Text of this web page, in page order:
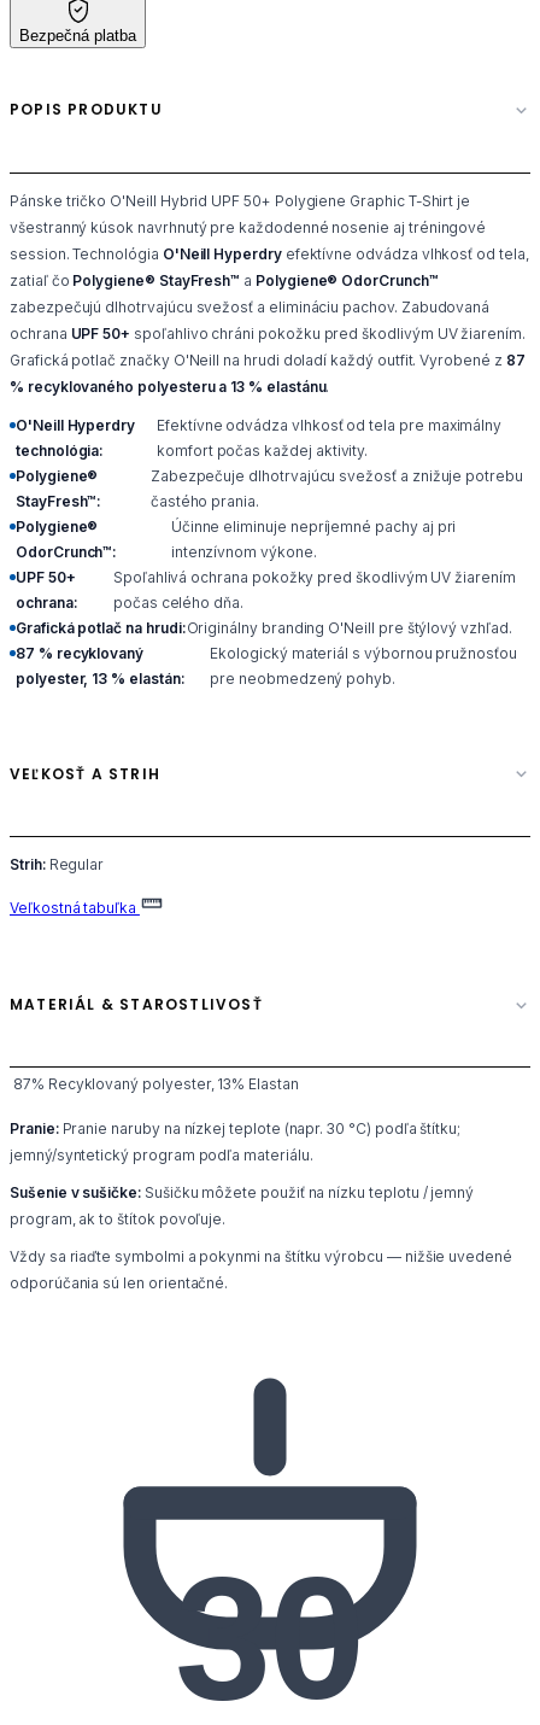
Bezpečná platba
POPIS PRODUKTU
Pánske tričko O'Neill Hybrid UPF 50+ Polygiene Graphic T-Shirt je
všestranný kúsok navrhnutý pre každodenné nosenie aj tréningové
session. Technológia O'Neill Hyperdryefektívne odvádza vlhkosť od tela,
zatiaľ čo Polygiene® StayFresh™ a Polygiene® OdorCrunch™
zabezpečujú dlhotrvajúcu svežosť a elimináciu pachov. Zabudovaná
ochrana UPF 50+ spoľahlivo chráni pokožku pred škodlivým UV žiarením.
Grafická potlač značky O'Neill na hrudi doladí každý outfit. Vyrobené z 87
% recyklovaného polyesteru a 13 % elastánu.
O'Neill Hyperdry
technológia:
Efektívne odvádza vlhkosť od tela pre maximálny
komfort počas každej aktivity.
Polygiene®
StayFresh™:
Zabezpečuje dlhotrvajúcu svežosť a znižuje potrebu
častého prania.
Polygiene®
OdorCrunch™:
Účinne eliminuje nepríjemné pachy aj pri
intenzívnom výkone.
UPF 50+
ochrana:
Spoľahlivá ochrana pokožky pred škodlivým UV žiarením
počas celého dňa.
Grafická potlač na hrudi:Originálny branding O'Neill pre štýlový vzhľad.
87 % recyklovaný
polyester, 13 % elastán:
Ekologický materiál s výbornou pružnosťou
pre neobmedzený pohyb.
VEĽKOSŤ A STRIH
Strih:Regular
Veľkostná tabuľka
MATERIÁL & STAROSTLIVOSŤ
87% Recyklovaný polyester, 13% Elastan
Pranie:Pranie naruby na nízkej teplote (napr. 30 °C) podľa štítku;
jemný/syntetický program podľa materiálu.
Sušenie v sušičke:Sušičku môžete použiť na nízku teplotu / jemný
program, ak to štítok povoľuje.
Vždy sa riaďte symbolmi a pokynmi na štítku výrobcu — nižšie uvedené
odporúčania sú len orientačné.
30